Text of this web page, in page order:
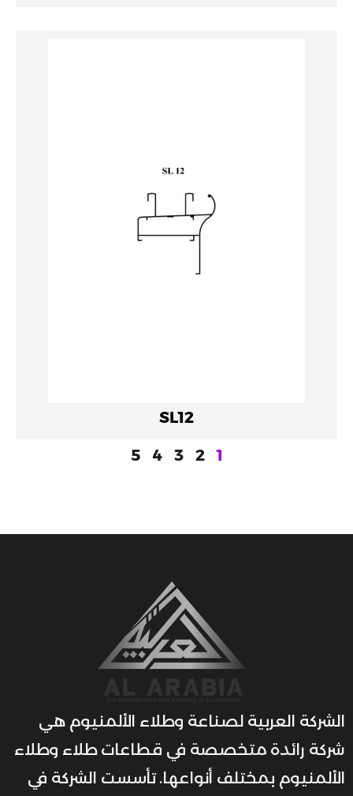
SL12
1
2
3
4
5
الشركة العربية لصناعة وطلاء الألمنيوم هي
شركة رائدة متخصصة في قطاعات طلاء وطلاء
الألمنيوم بمختلف أنواعها. تأسست الشركة في